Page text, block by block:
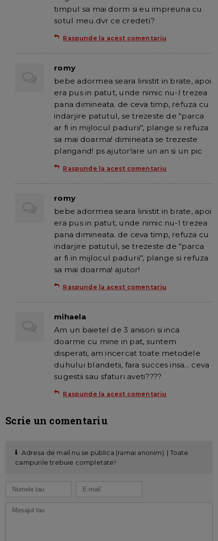
timpul sa mai dorm si eu impreuna cu
sotul meu.dvr ce credeti?
Raspunde la acest comentariu
romy
bebe adormea seara linistit in brate, apoi
era pus in patut, unde nimic nu-l trezea
pana dimineata. de ceva timp, refuza cu
indarjire patutul, se trezeste de "parca
ar fi in mijlocul padurii", plange si refuza
sa mai doarma! dimineata se trezeste
plangand! ps ajutor!are un an si un pic
Raspunde la acest comentariu
romy
bebe adormea seara linistit in brate, apoi
era pus in patut, unde nimic nu-l trezea
pana dimineata. de ceva timp, refuza cu
indarjire patutul, se trezeste de "parca
ar fi in mijlocul padurii", plange si refuza
sa mai doarma! ajutor!
Raspunde la acest comentariu
mihaela
Am un baietel de 3 anisori si inca
doarme cu mine in pat, suntem
disperati, am incercat toate metodele
duhului blandetii, fara succes insa... ceva
sugestii sau sfaturi aveti????
Raspunde la acest comentariu
Scrie un comentariu
Adresa de mail nu se publica (ramai anonim). | Toate
campurile trebuie completate!